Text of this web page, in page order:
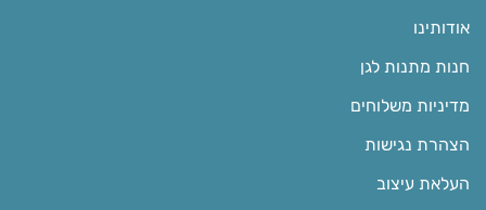
אודותינו
חנות מתנות לגן
מדיניות משלוחים
הצהרת נגישות
העלאת עיצוב